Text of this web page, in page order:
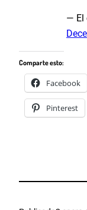
— El
Comparte esto:
Facebook
Pinterest